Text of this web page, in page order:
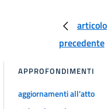
articolo
precedente
APPROFONDIMENTI
aggiornamenti all'atto